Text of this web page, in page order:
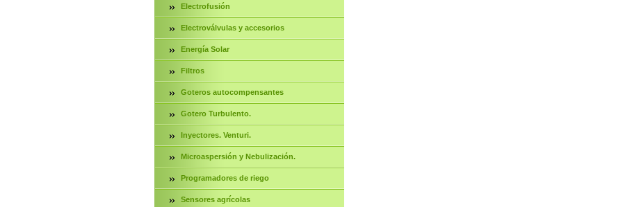
Electrofusión
Electroválvulas y accesorios
Energía Solar
Filtros
Goteros autocompensantes
Gotero Turbulento.
Inyectores. Venturi.
Microaspersión y Nebulización.
Programadores de riego
Sensores agrícolas